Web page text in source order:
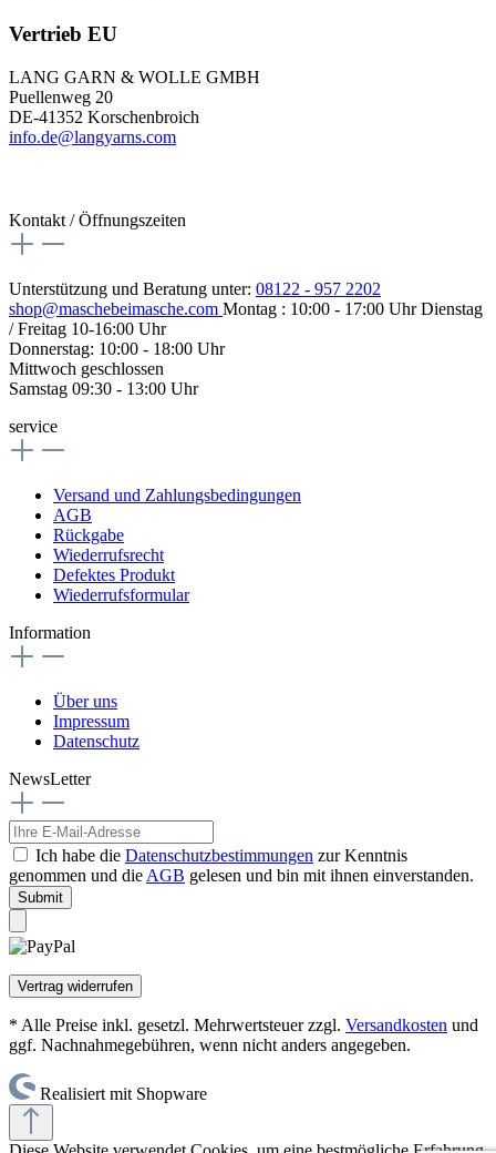
Vertrieb EU
LANG GARN & WOLLE GMBH
Puellenweg 20
DE-41352 Korschenbroich
info.de@langyarns.com
Kontakt / Öffnungszeiten
Unterstützung und Beratung unter: 08122 - 957 2202
shop@maschebeimasche.com Montag : 10:00 - 17:00 Uhr Dienstag
/ Freitag 10-16:00 Uhr
Donnerstag: 10:00 - 18:00 Uhr
Mittwoch geschlossen
Samstag 09:30 - 13:00 Uhr
service
Versand und Zahlungsbedingungen
AGB
Rückgabe
Wiederrufsrecht
Defektes Produkt
Wiederrufsformular
Information
Über uns
Impressum
Datenschutz
NewsLetter
Ich habe die Datenschutzbestimmungen zur Kenntnis
genommen und die AGB gelesen und bin mit ihnen einverstanden.
Submit
Vertrag widerrufen
* Alle Preise inkl. gesetzl. Mehrwertsteuer zzgl. Versandkosten und
ggf. Nachnahmegebühren, wenn nicht anders angegeben.
Realisiert mit Shopware